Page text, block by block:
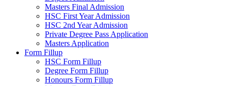
Masters Final Admission
HSC First Year Admission
HSC 2nd Year Admission
Private Degree Pass Application
Masters Application
Form Fillup
HSC Form Fillup
Degree Form Fillup
Honours Form Fillup